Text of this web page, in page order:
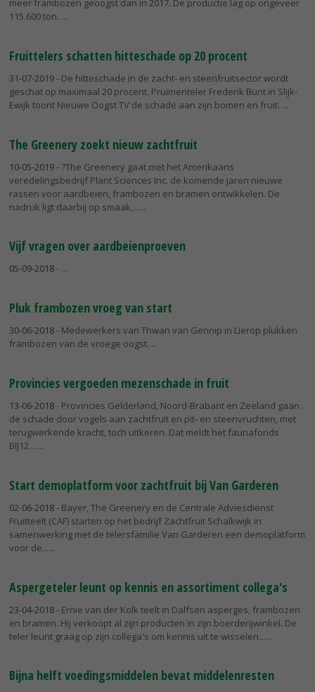
meer frambozen geoogst dan in 2017. De productie lag op ongeveer
115.600 ton.
Fruittelers schatten hitteschade op 20 procent
31-07-2019- De hitteschade in de zacht- en steenfruitsector wordt
geschat op maximaal 20 procent. Pruimenteler Frederik Bunt in Slijk-
Ewijk toont Nieuwe Oogst TV de schade aan zijn bomen en fruit.
The Greenery zoekt nieuw zachtfruit
10-05-2019- ?The Greenery gaat met het Amerikaans
veredelingsbedrijf Plant Sciences Inc. de komende jaren nieuwe
rassen voor aardbeien, frambozen en bramen ontwikkelen. De
nadruk ligt daarbij op smaak,...
Vijf vragen over aardbeienproeven
05-09-2018-
Pluk frambozen vroeg van start
30-06-2018- Medewerkers van Thwan van Gennip in Lierop plukken
frambozen van de vroege oogst.
Provincies vergoeden mezenschade in fruit
13-06-2018- Provincies Gelderland, Noord-Brabant en Zeeland gaan
de schade door vogels aan zachtfruit en pit- en steenvruchten, met
terugwerkende kracht, toch uitkeren. Dat meldt het faunafonds
BIJ12....
Start demoplatform voor zachtfruit bij Van Garderen
02-06-2018- Bayer, The Greenery en de Centrale Adviesdienst
Fruitteelt (CAF) starten op het bedrijf Zachtfruit Schalkwijk in
samenwerking met de telersfamilie Van Garderen een demoplatform
voor de...
Aspergeteler leunt op kennis en assortiment collega's
23-04-2018- Ernie van der Kolk teelt in Dalfsen asperges, frambozen
en bramen. Hij verkoopt al zijn producten in zijn boerderijwinkel. De
teler leunt graag op zijn collega's om kennis uit te wisselen...
Bijna helft voedingsmiddelen bevat middelenresten